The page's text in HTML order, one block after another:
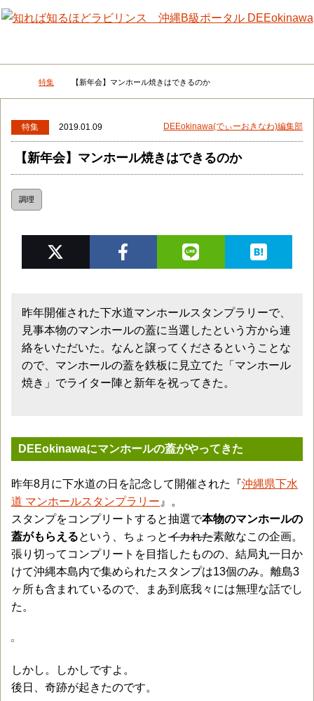
メニュー 検
DEEokinawaトップ
特集 【新年会】マンホール焼きはできるのか
特集 2019.01.09 DEEokinawa(でぃーおきなわ)編集部
【新年会】マンホール焼きはできるのか
調理
昨年開催された下水道マンホールスタンプラリーで、
見事本物のマンホールの蓋に当選したという方から連
絡をいただいた。なんと譲ってくださるということな
ので、マンホールの蓋を鉄板に見立てた「マンホール
焼き」でライター陣と新年を祝ってきた。
DEEokinawaにマンホールの蓋がやってきた
昨年8月に下水道の日を記念して開催された『沖縄県下水
道 マンホールスタンプラリー 』。
スタンプをコンプリートすると抽選で本物のマンホールの
蓋がもらえるという、ちょっとイカれた素敵なこの企画。
張り切ってコンプリートを目指したものの、結局丸一日か
けて沖縄本島内で集められたスタンプは13個のみ。離島3
ヶ所も含まれているので、まあ到底我々には無理な話でし
た。
しかし。しかしですよ。
後日、奇跡が起きたのです。